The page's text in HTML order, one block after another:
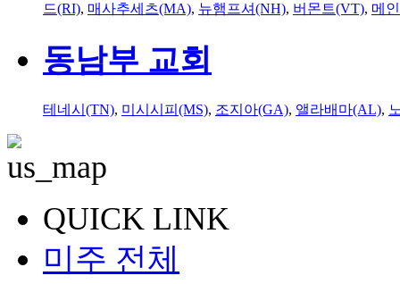
드(RI), 매사추세츠(MA), 뉴햄프셔(NH), 버몬트(VT), 메
동남부 교회
테네시(TN), 미시시피(MS), 조지아(GA), 앨라배마(AL),
QUICK LINK
미주 전체